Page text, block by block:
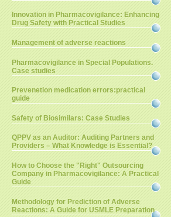
Innovation in Pharmacovigilance: Enhancing
Drug Safety with Practical Studies
Management of adverse reactions
Pharmacovigilance in Special Populations.
Case studies
Prevenetion medication errors:practical
guide
Safety of Biosimilars: Case Studies
QPPV as an Auditor: Auditing Partners and
Providers – What Knowledge is Essential?
How to Choose the "Right" Outsourcing
Company in Pharmacovigilance: A Practical
Guide
Methodology for Prediction of Adverse
Reactions: A Guide for USMLE Preparation